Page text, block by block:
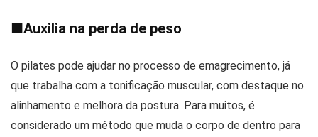
■Auxilia na perda de peso
O pilates pode ajudar no processo de emagrecimento, já
que trabalha com a tonificação muscular, com destaque no
alinhamento e melhora da postura. Para muitos, é
considerado um método que muda o corpo de dentro para